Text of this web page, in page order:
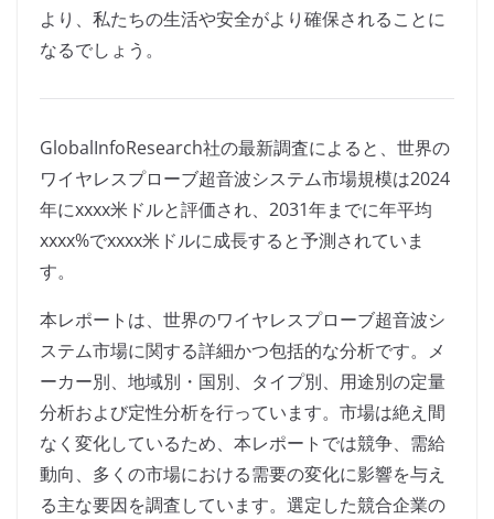
より、私たちの生活や安全がより確保されることに
なるでしょう。
GlobalInfoResearch社の最新調査によると、世界の
ワイヤレスプローブ超音波システム市場規模は2024
年にxxxx米ドルと評価され、2031年までに年平均
xxxx%でxxxx米ドルに成長すると予測されていま
す。
本レポートは、世界のワイヤレスプローブ超音波シ
ステム市場に関する詳細かつ包括的な分析です。メ
ーカー別、地域別・国別、タイプ別、用途別の定量
分析および定性分析を行っています。市場は絶え間
なく変化しているため、本レポートでは競争、需給
動向、多くの市場における需要の変化に影響を与え
る主な要因を調査しています。選定した競合企業の